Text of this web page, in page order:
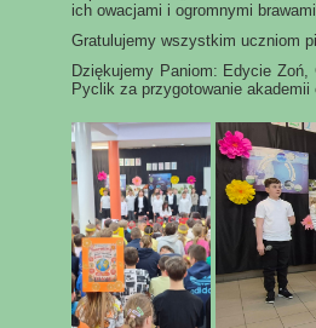
ich owacjami i ogromnymi
Gratulujemy wszystkim uczniom
Dziękujemy Paniom: Edycie
Pyclik za przygotowanie